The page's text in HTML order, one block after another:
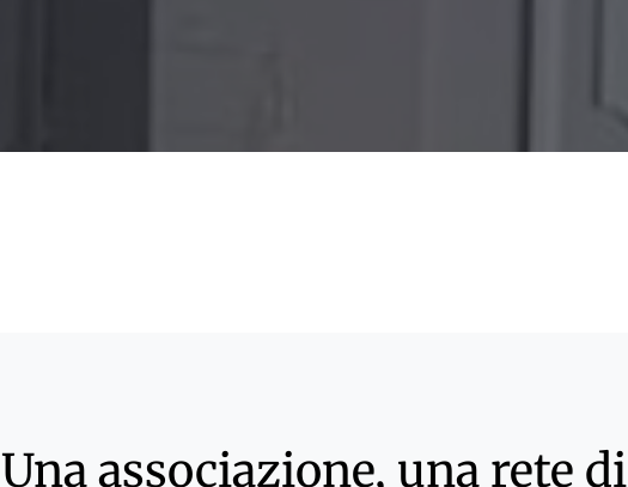
Una associazione, una rete di